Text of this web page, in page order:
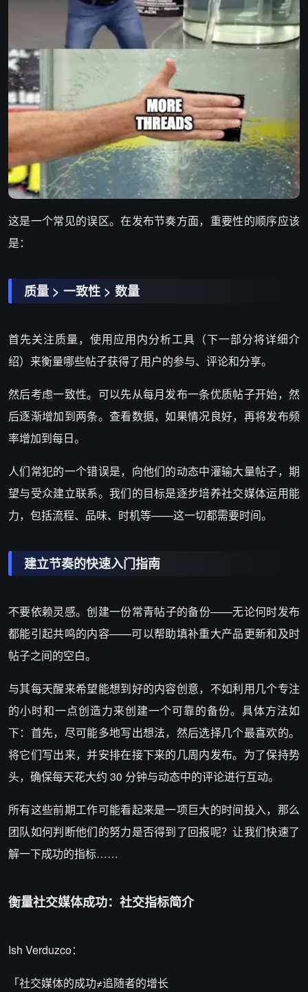
这是一个常见的误区。在发布节奏方面，重要性的顺序应该
是：
质量 > 一致性 > 数量
首先关注质量，使用应用内分析工具（下一部分将详细介
绍）来衡量哪些帖子获得了用户的参与、评论和分享。
然后考虑一致性。可以先从每月发布一条优质帖子开始，然
后逐渐增加到两条。查看数据，如果情况良好，再将发布频
率增加到每日。
人们常犯的一个错误是，向他们的动态中灌输大量帖子，期
望与受众建立联系。我们的目标是逐步培养社交媒体运用能
力，包括流程、品味、时机等——这一切都需要时间。
建立节奏的快速入门指南
不要依赖灵感。创建一份常青帖子的备份——无论何时发布
都能引起共鸣的内容——可以帮助填补重大产品更新和及时
帖子之间的空白。
与其每天醒来希望能想到好的内容创意，不如利用几个专注
的小时和一点创造力来创建一个可靠的备份。具体方法如
下：首先，尽可能多地写出想法，然后选择几个最喜欢的。
将它们写出来，并安排在接下来的几周内发布。为了保持势
头，确保每天花大约 30 分钟与动态中的评论进行互动。
所有这些前期工作可能看起来是一项巨大的时间投入，那么
团队如何判断他们的努力是否得到了回报呢？让我们快速了
解一下成功的指标……
衡量社交媒体成功：社交指标简介
Ish Verduzco：
「社交媒体的成功≠追随者的增长